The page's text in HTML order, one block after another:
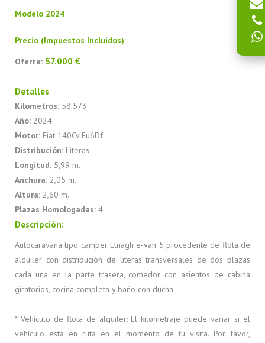
Modelo 2024
Precio (Impuestos Incluidos)
Oferta: 57.000 €
Detalles
Kilometros: 58.573
Año: 2024
Motor: Fiat 140Cv Eu6Df
Distribución: Literas
Longitud: 5,99 m.
Anchura: 2,05 m.
Altura: 2,60 m.
Plazas Homologadas: 4
Descripción:
Autocaravana tipo camper Elnagh e-van 5 procedente de flota de
alquiler con distribución de literas transversales de dos plazas
cada una en la parte trasera, comedor con asientos de cabina
giratorios, cocina completa y baño con ducha.
* Vehículo de flota de alquiler: El kilometraje puede variar si el
vehículo está en ruta en el momento de tu visita. Por favor,